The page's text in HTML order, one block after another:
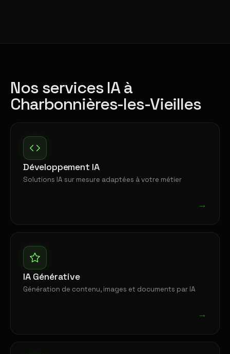
Nos services IA à
Charbonnières-les-Vieilles
Développement IA
Solutions IA sur mesure adaptées à votre métier
→
IA Générative
Génération de contenu, images et documents par IA
→